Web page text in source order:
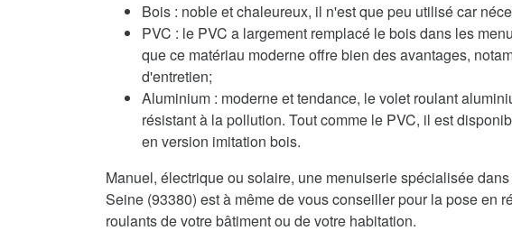
Bois : noble et chaleureux, il n'est que peu utilisé car
PVC : le PVC a largement remplacé le bois dans les
que ce matériau moderne offre bien des avantages,
d'entretien;
Aluminium : moderne et tendance, le volet roulant
résistant à la pollution. Tout comme le PVC, il est
en version imitation bois.
Manuel, électrique ou solaire, une menuiserie spécialisée
Seine (93380) est à même de vous conseiller pour la pose en
roulants de votre bâtiment ou de votre habitation.